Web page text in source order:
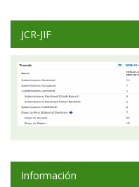
JCR-JIF
Información